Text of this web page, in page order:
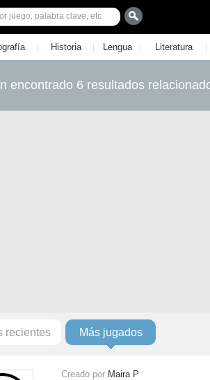
| Historia | Lengua | Literatura |
encontrado 6 resultados
recientes Más jugados
Creado por Maira P